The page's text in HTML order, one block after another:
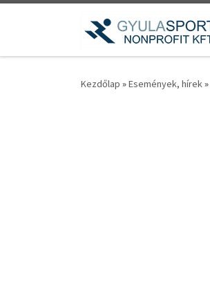
Teljes tartalom megjelenítése
Kezdőlap »Események, hírek»